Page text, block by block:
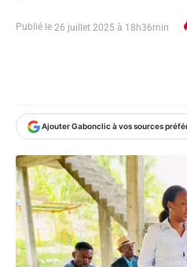
Publié le 26 juillet 2025 à 18h36min
Ajouter Gabonclic à vos sources